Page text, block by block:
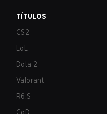
TÍTULOS
CS2
LoL
Dota 2
Valorant
R6:S